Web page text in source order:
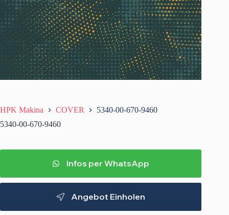
HPK Makina COVER
5340-00-670-9460
5340-00-670-9460
Infos per WhatsApp
Angebot Einholen